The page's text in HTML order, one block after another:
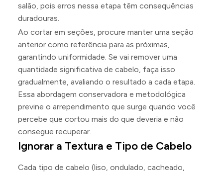
salão, pois erros nessa etapa têm consequências
duradouras.
Ao cortar em seções, procure manter uma seção
anterior como referência para as próximas,
garantindo uniformidade. Se vai remover uma
quantidade significativa de cabelo, faça isso
gradualmente, avaliando o resultado a cada etapa.
Essa abordagem conservadora e metodológica
previne o arrependimento que surge quando você
percebe que cortou mais do que deveria e não
consegue recuperar.
Ignorar a Textura e Tipo de Cabelo
Cada tipo de cabelo (liso, ondulado, cacheado,